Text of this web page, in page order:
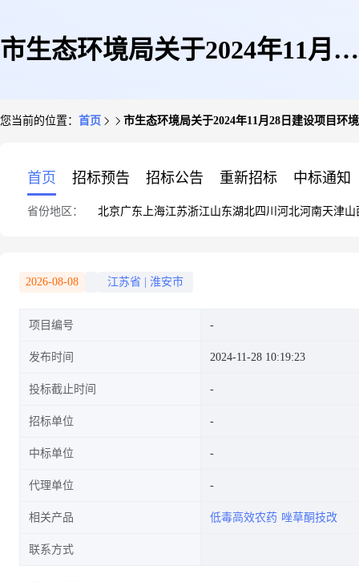
市生态环境局关于2024年11月28
您当前的位置： 首页 市生态环境局关于2024年11月28日建设项目环
首页 招标预告 招标公告 重新招标 中标通知
省份地区： 北京广东 上海江苏浙江山东湖北四川 河北河南天津山
2026-08-08 江苏省 淮安市
项目编号
发布时间 2024-11-28 10:19:23
投标截止时间
招标单位
中标单位
代理单位
相关产品 低毒高效农药 唑草酮技改
联系方式